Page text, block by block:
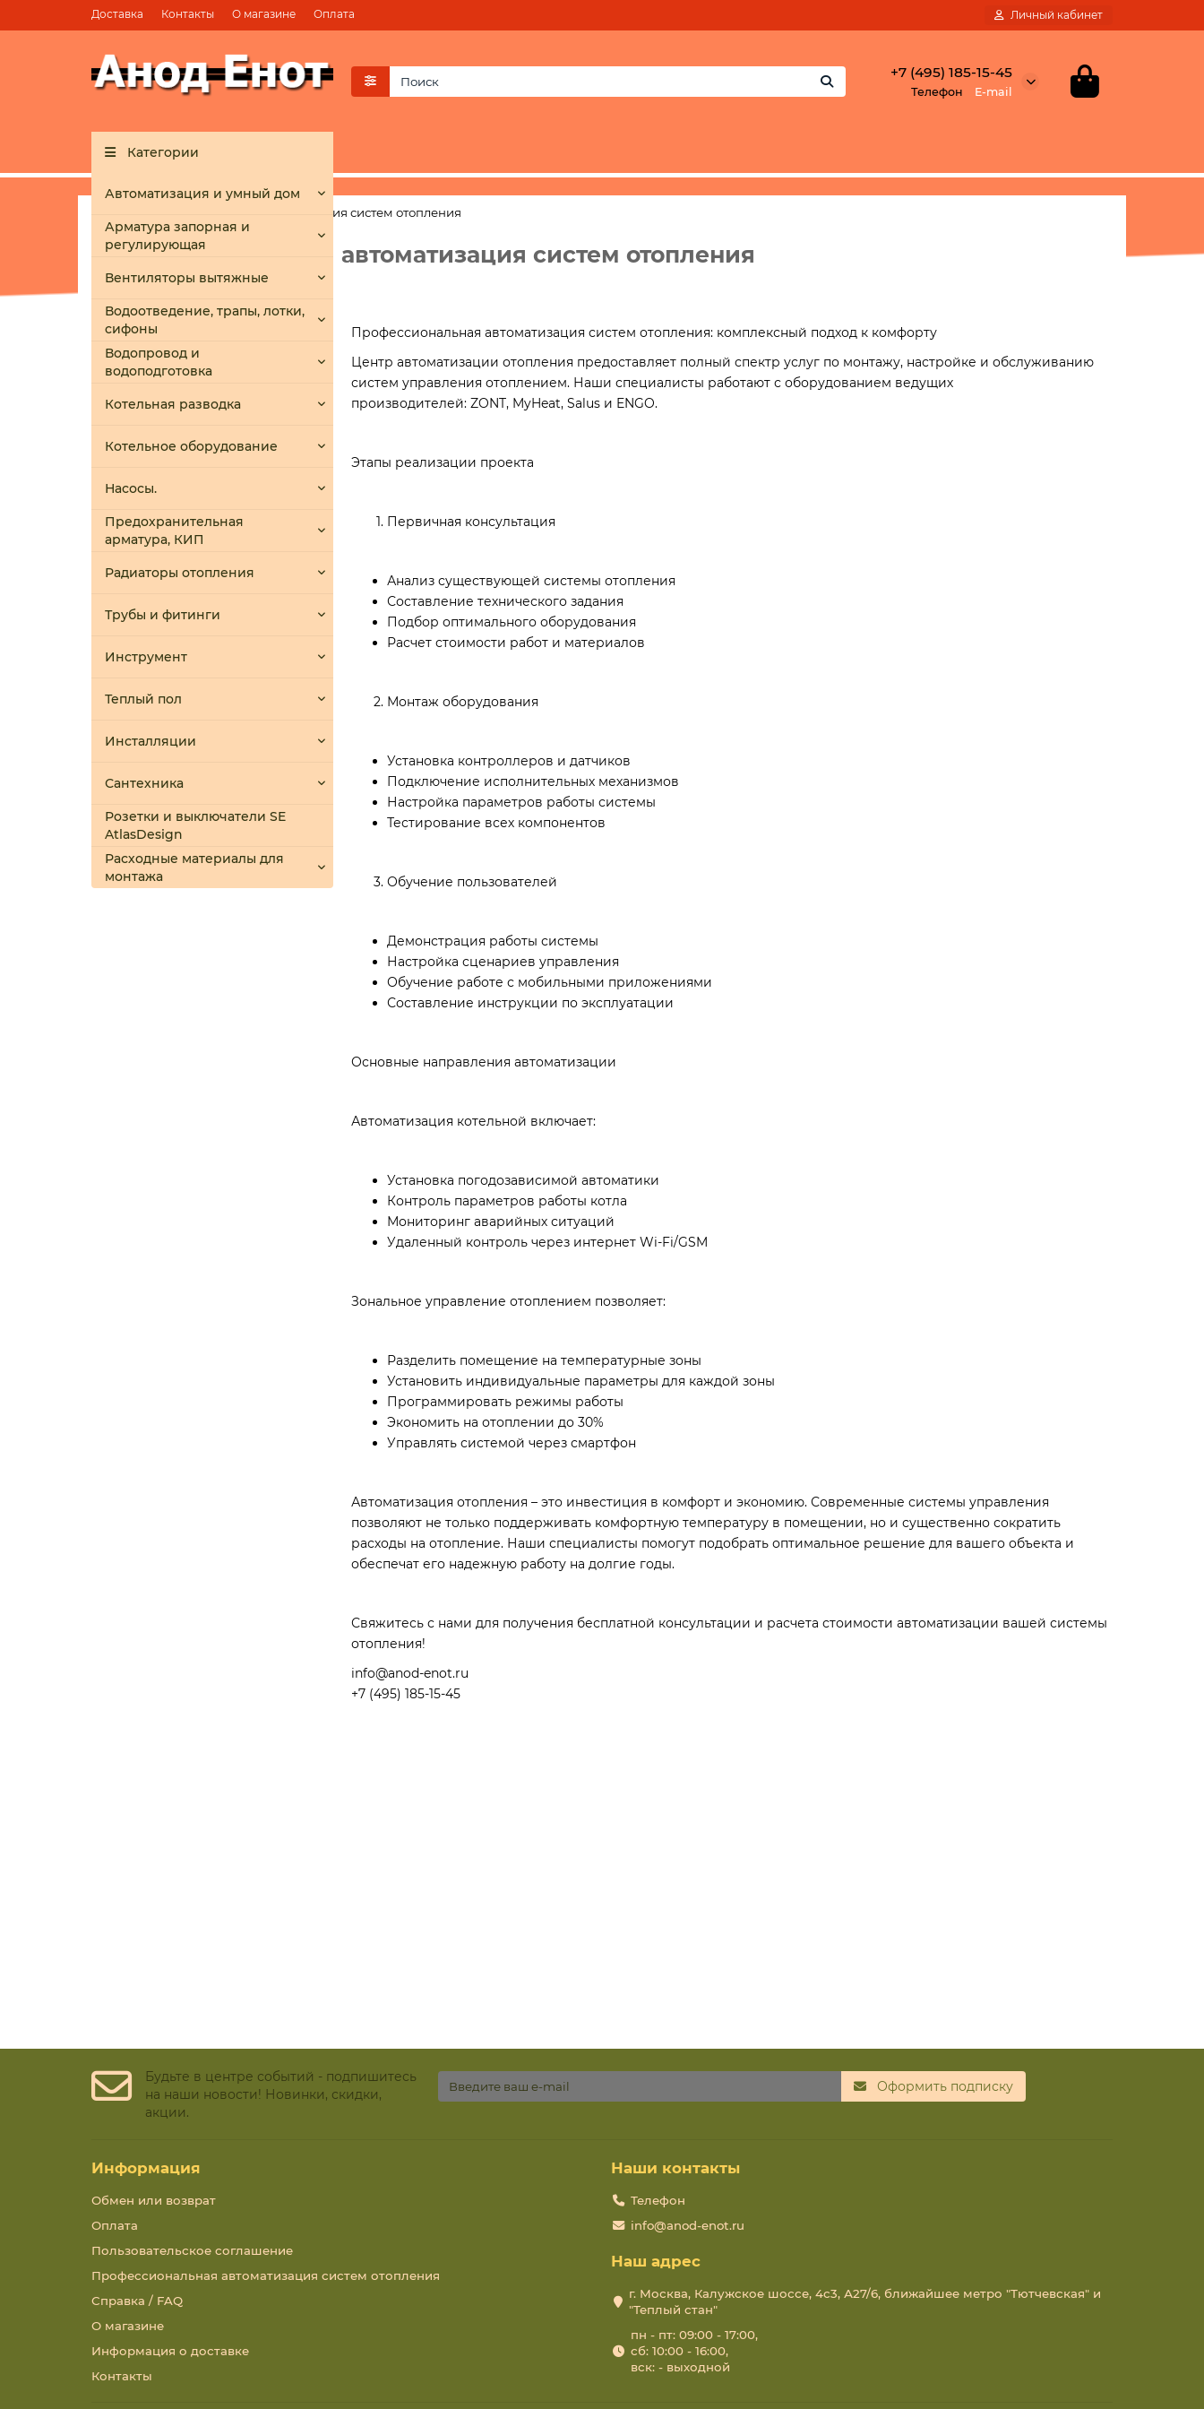
Доставка Контакты О магазине Оплата Личный кабинет
+7 (495) 185-15-45
Телефон E-mail
Категории
Автоматизация и умный дом
Арматура запорная и
регулирующая
Вентиляторы вытяжные
Водоотведение, трапы, лотки,
сифоны
Водопровод и
водоподготовка
Котельная разводка
Котельное оборудование
Насосы.
Предохранительная
арматура, КИП
Радиаторы отопления
Трубы и фитинги
Инструмент
Теплый пол
Инсталляции
Сантехника
Розетки и выключатели SE
AtlasDesign
Расходные материалы для
монтажа
Профессиональная автоматизация систем отопления
Профессиональная автоматизация систем отопления
Профессиональная автоматизация систем отопления: комплексный подход к комфорту
Центр автоматизации отопления предоставляет полный спектр услуг по монтажу, настройке и обслуживанию
систем управления отоплением. Наши специалисты работают с оборудованием ведущих
производителей: ZONT, MyHeat, Salus и ENGO.
Этапы реализации проекта
Первичная консультация
Анализ существующей системы отопления
Составление технического задания
Подбор оптимального оборудования
Расчет стоимости работ и материалов
Монтаж оборудования
Установка контроллеров и датчиков
Подключение исполнительных механизмов
Настройка параметров работы системы
Тестирование всех компонентов
Обучение пользователей
Демонстрация работы системы
Настройка сценариев управления
Обучение работе с мобильными приложениями
Составление инструкции по эксплуатации
Основные направления автоматизации
Автоматизация котельной включает:
Установка погодозависимой автоматики
Контроль параметров работы котла
Мониторинг аварийных ситуаций
Удаленный контроль через интернет Wi-Fi/GSM
Зональное управление отоплением позволяет:
Разделить помещение на температурные зоны
Установить индивидуальные параметры для каждой зоны
Программировать режимы работы
Экономить на отоплении до 30%
Управлять системой через смартфон
Автоматизация отопления – это инвестиция в комфорт и экономию. Современные системы управления
позволяют не только поддерживать комфортную температуру в помещении, но и существенно сократить
расходы на отопление. Наши специалисты помогут подобрать оптимальное решение для вашего объекта и
обеспечат его надежную работу на долгие годы.
Свяжитесь с нами для получения бесплатной консультации и расчета стоимости автоматизации вашей системы
отопления!
info@anod-enot.ru
+7 (495) 185-15-45
Будьте в центре событий - подпишитесь
на наши новости! Новинки, скидки,
акции.
Оформить подписку
Информация
Обмен или возврат
Оплата
Пользовательское соглашение
Профессиональная автоматизация систем отопления
Справка / FAQ
О магазине
Информация о доставке
Контакты
Наши контакты
Телефон
info@anod-enot.ru
Наш адрес
г. Москва, Калужское шоссе, 4с3, А27/6, ближайшее метро "Тютчевская" и
"Теплый стан"
пн - пт: 09:00 - 17:00,
сб: 10:00 - 16:00,
вск: - выходной